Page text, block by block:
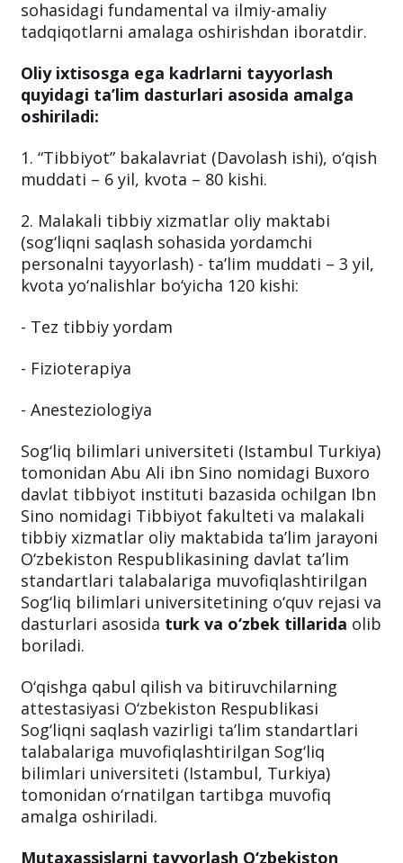
sohasidagi fundamental va ilmiy-amaliy
tadqiqotlarni amalaga oshirishdan iboratdir.
Oliy ixtisosga ega kadrlarni tayyorlash
quyidagi ta’lim dasturlari asosida amalga
oshiriladi:
1. “Tibbiyot” bakalavriat (Davolash ishi), o‘qish
muddati – 6 yil, kvota – 80 kishi.
2. Malakali tibbiy xizmatlar oliy maktabi
(sog‘liqni saqlash sohasida yordamchi
personalni tayyorlash) - ta’lim muddati – 3 yil,
kvota yo‘nalishlar bo‘yicha 120 kishi:
- Tez tibbiy yordam
- Fizioterapiya
- Anesteziologiya
Sog‘liq bilimlari universiteti (Istambul Turkiya)
tomonidan Abu Ali ibn Sino nomidagi Buxoro
davlat tibbiyot instituti bazasida ochilgan Ibn
Sino nomidagi Tibbiyot fakulteti va malakali
tibbiy xizmatlar oliy maktabida ta’lim jarayoni
O‘zbekiston Respublikasining davlat ta’lim
standartlari talabalariga muvofiqlashtirilgan
Sog‘liq bilimlari universitetining o‘quv rejasi va
dasturlari asosida turk va o‘zbek tillarida olib
boriladi.
O‘qishga qabul qilish va bitiruvchilarning
attestasiyasi O‘zbekiston Respublikasi
Sog‘liqni saqlash vazirligi ta’lim standartlari
talabalariga muvofiqlashtirilgan Sog‘liq
bilimlari universiteti (Istambul, Turkiya)
tomonidan o‘rnatilgan tartibga muvofiq
amalga oshiriladi.
Mutaxassislarni tayyorlash O‘zbekiston